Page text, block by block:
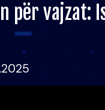
për vajzat: